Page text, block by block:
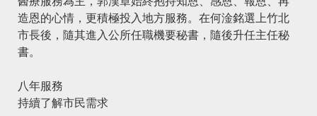
造恩的心情，更積極投入地方服務。在何淦銘選上竹北
市長後，隨其進入公所任職機要秘書，隨後升任主任秘
書。
八年服務
持續了解市民需求